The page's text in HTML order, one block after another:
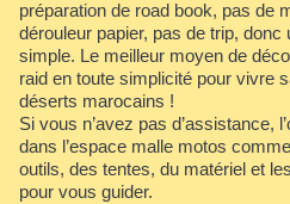
préparation de road book, pas de
dérouleur papier, pas de trip, donc
simple. Le meilleur moyen de
raid en toute simplicité pour vivre
déserts marocains !
Si vous n’avez pas d’assistance,
dans l’espace malle motos
outils, des tentes, du matériel et
pour vous guider.